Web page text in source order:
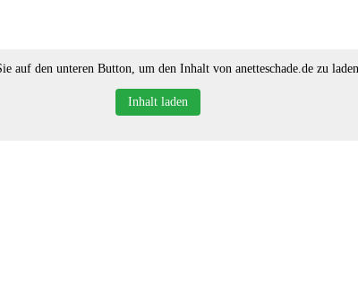
auf den unteren Button, um den Inhalt von anetteschade.de zu
Inhalt laden